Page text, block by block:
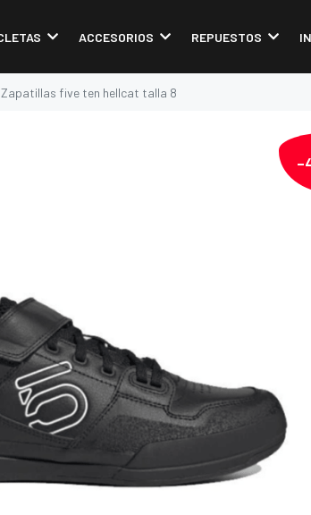
ACCESORIOS REPUESTOS
Zapatillas five ten hellcat talla 8
-